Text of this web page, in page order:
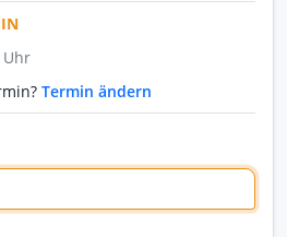
Uhr
Termin ändern